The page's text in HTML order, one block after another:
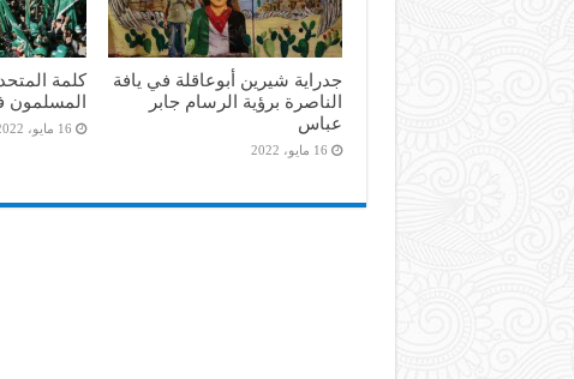
جدراية شيرين أبوعاقلة في يافة
الناصرة برؤية الرسام جابر
عباس
16 مايو، 2022
كلمة
المسلمون
16 مايو، 2022